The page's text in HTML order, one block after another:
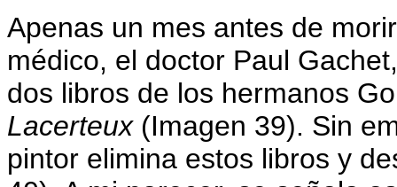
Apenas un mes antes de
médico, el doctor Paul
dos libros de los hermanos
Lacerteux (Imagen 39). Sin
pintor elimina estos libros y